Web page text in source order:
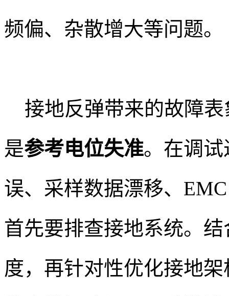
频偏、杂散增大等问题。
接地反弹带来的故障表
是参考电位失准。在调
误、采样数据漂移、
首先要排查接地系统。
度，再针对性优化接地